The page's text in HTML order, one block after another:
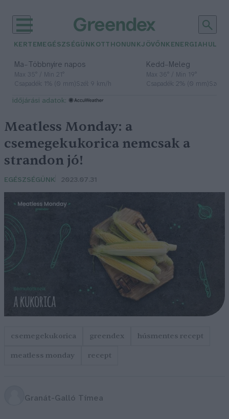
KERTEM EGÉSZSÉGÜNK OTTHONUNKJÖVŐNK ENERGIA
Ma– Többnyire napos
Max 35° / Min 21°
Csapadék: 1% (0 mm)Szél: 9 km/h
Kedd– Meleg
Max 36° / Min 19°
Csapadék: 2% (0 mm)Szél:
időjárási adatok:
Meatless Monday: a
csemegekukorica nemcsak a
strandon jó!
EGÉSZSÉGÜNK 2023.07.31
csemegekukorica greendex
húsmentes recept
meatless monday
recept
Granát-Galló Tímea